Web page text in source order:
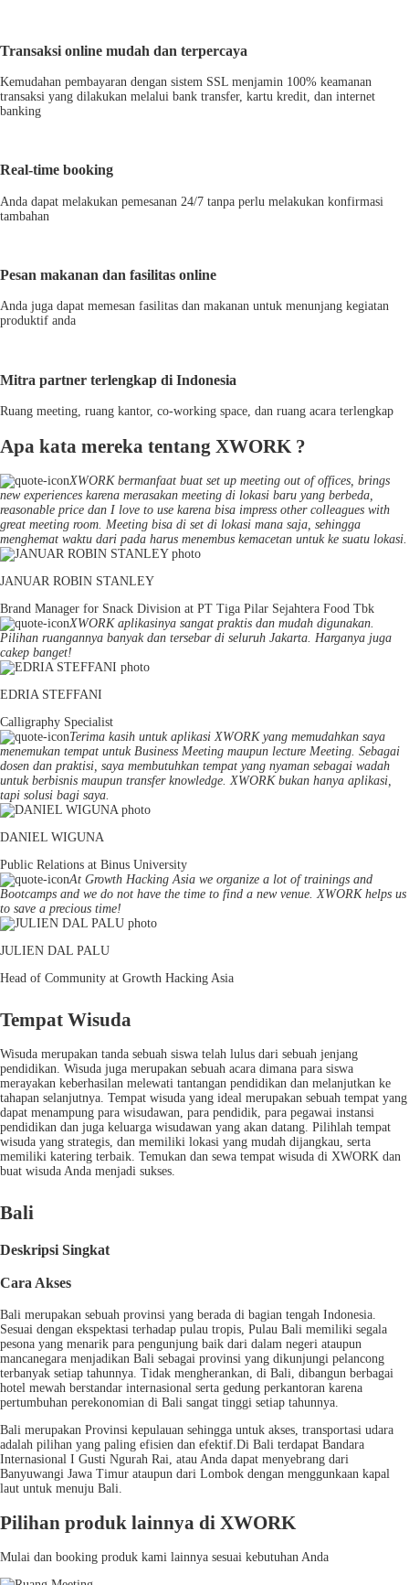
Transaksi online mudah dan terpercaya
Kemudahan pembayaran dengan sistem SSL menjamin 100% keamanan
transaksi yang dilakukan melalui bank transfer, kartu kredit, dan internet
banking
Real-time booking
Anda dapat melakukan pemesanan 24/7 tanpa perlu melakukan konfirmasi
tambahan
Pesan makanan dan fasilitas online
Anda juga dapat memesan fasilitas dan makanan untuk menunjang kegiatan
produktif anda
Mitra partner terlengkap di Indonesia
Ruang meeting, ruang kantor, co-working space, dan ruang acara terlengkap
Apa kata mereka tentang XWORK ?
XWORK bermanfaat buat set up meeting out of offices, brings
new experiences karena merasakan meeting di lokasi baru yang berbeda,
reasonable price dan I love to use karena bisa impress other colleagues with
great meeting room. Meeting bisa di set di lokasi mana saja, sehingga
menghemat waktu dari pada harus menembus kemacetan untuk ke suatu lokasi.
JANUAR ROBIN STANLEY
Brand Manager for Snack Division at PT Tiga Pilar Sejahtera Food Tbk
XWORK aplikasinya sangat praktis dan mudah digunakan.
Pilihan ruangannya banyak dan tersebar di seluruh Jakarta. Harganya juga
cakep banget!
EDRIA STEFFANI
Calligraphy Specialist
Terima kasih untuk aplikasi XWORK yang memudahkan saya
menemukan tempat untuk Business Meeting maupun lecture Meeting. Sebagai
dosen dan praktisi, saya membutuhkan tempat yang nyaman sebagai wadah
untuk berbisnis maupun transfer knowledge. XWORK bukan hanya aplikasi,
tapi solusi bagi saya.
DANIEL WIGUNA
Public Relations at Binus University
At Growth Hacking Asia we organize a lot of trainings and
Bootcamps and we do not have the time to find a new venue. XWORK helps us
to save a precious time!
JULIEN DAL PALU
Head of Community at Growth Hacking Asia
Tempat Wisuda
Wisuda merupakan tanda sebuah siswa telah lulus dari sebuah jenjang
pendidikan. Wisuda juga merupakan sebuah acara dimana para siswa
merayakan keberhasilan melewati tantangan pendidikan dan melanjutkan ke
tahapan selanjutnya. Tempat wisuda yang ideal merupakan sebuah tempat yang
dapat menampung para wisudawan, para pendidik, para pegawai instansi
pendidikan dan juga keluarga wisudawan yang akan datang. Pilihlah tempat
wisuda yang strategis, dan memiliki lokasi yang mudah dijangkau, serta
memiliki katering terbaik. Temukan dan sewa tempat wisuda di XWORK dan
buat wisuda Anda menjadi sukses.
Bali
Deskripsi Singkat
Cara Akses
Bali merupakan sebuah provinsi yang berada di bagian tengah Indonesia.
Sesuai dengan ekspektasi terhadap pulau tropis, Pulau Bali memiliki segala
pesona yang menarik para pengunjung baik dari dalam negeri ataupun
mancanegara menjadikan Bali sebagai provinsi yang dikunjungi pelancong
terbanyak setiap tahunnya. Tidak mengherankan, di Bali, dibangun berbagai
hotel mewah berstandar internasional serta gedung perkantoran karena
pertumbuhan perekonomian di Bali sangat tinggi setiap tahunnya.
Bali merupakan Provinsi kepulauan sehingga untuk akses, transportasi udara
adalah pilihan yang paling efisien dan efektif.Di Bali terdapat Bandara
Internasional I Gusti Ngurah Rai, atau Anda dapat menyebrang dari
Banyuwangi Jawa Timur ataupun dari Lombok dengan menggunkaan kapal
laut untuk menuju Bali.
Pilihan produk lainnya di XWORK
Mulai dan booking produk kami lainnya sesuai kebutuhan Anda